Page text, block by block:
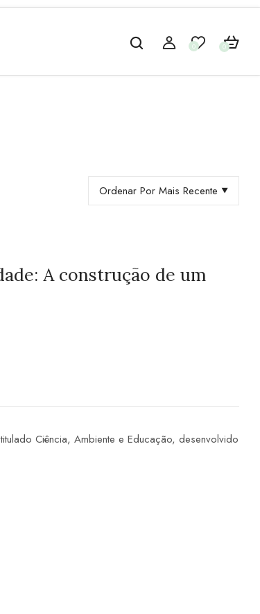
0 0
Ordenar Por Mais Recente
A construção de um
Ciência, Ambiente e Educação, desenvolvido